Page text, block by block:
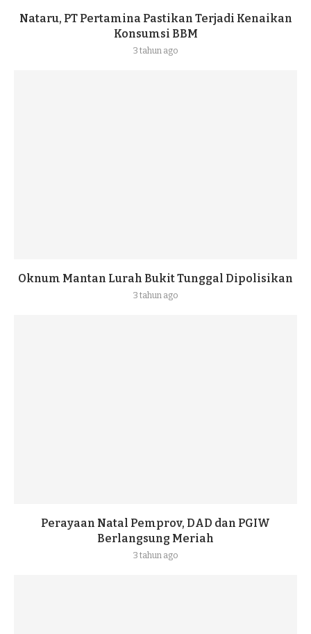
Nataru, PT Pertamina Pastikan Terjadi Kenaikan
Konsumsi BBM
3 tahun ago
Oknum Mantan Lurah Bukit Tunggal Dipolisikan
3 tahun ago
Perayaan Natal Pemprov, DAD dan PGIW
Berlangsung Meriah
3 tahun ago